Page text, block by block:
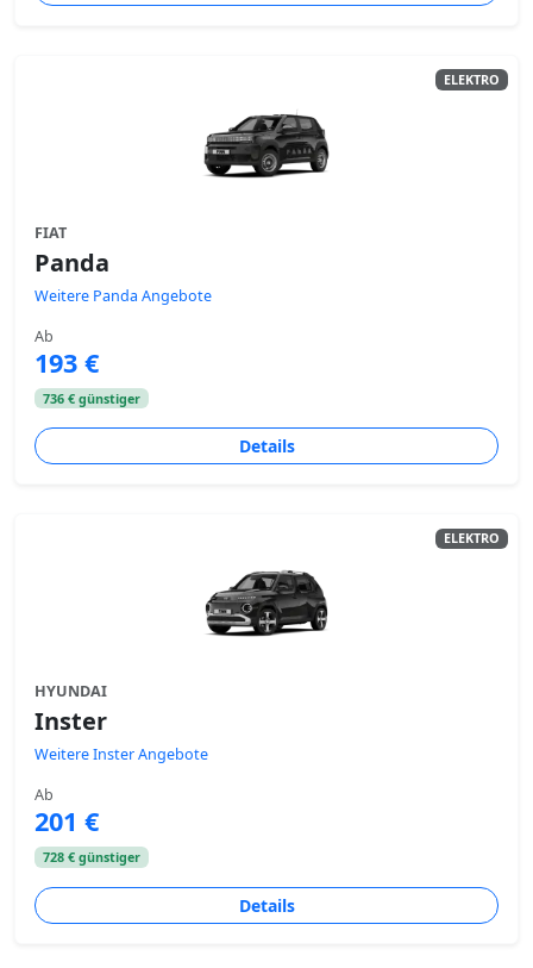
ELEKTRO
FIAT
Panda
Weitere Panda Angebote
Ab
193 €
736 € günstiger
Details
ELEKTRO
HYUNDAI
Inster
Weitere Inster Angebote
Ab
201 €
728 € günstiger
Details